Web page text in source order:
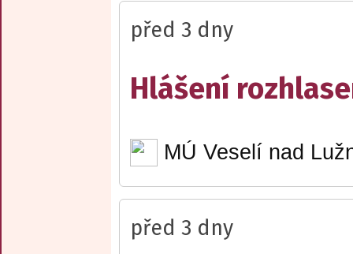
před 3 dny
Hlášení
MÚ Veselí nad
před 3 dny